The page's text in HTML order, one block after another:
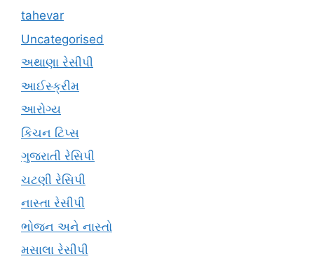
tahevar
Uncategorised
અથાણા રેસીપી
આઈસ્ક્રીમ
આરોગ્ય
કિચન ટિપ્સ
ગુજરાતી રેસિપી
ચટણી રેસિપી
નાસ્તા રેસીપી
ભોજન અને નાસ્તો
મસાલા રેસીપી